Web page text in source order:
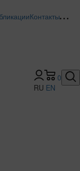
Контакты
0
RU EN